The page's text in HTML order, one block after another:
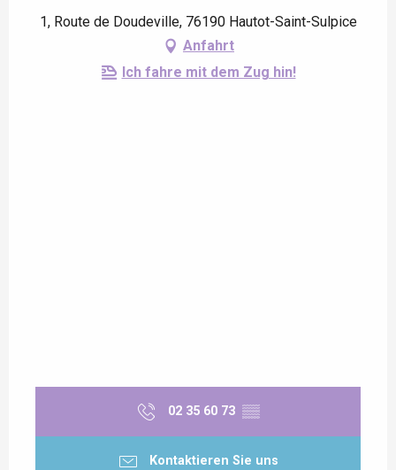
1, Route de Doudeville, 76190 Hautot-Saint-Sulpice
Anfahrt
Ich fahre mit dem Zug hin!
02 35 60 73 ▒▒
Kontaktieren Sie uns